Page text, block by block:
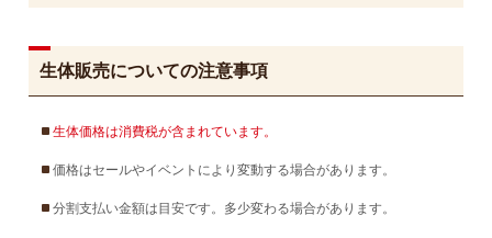
生体販売についての注意事項
生体価格は消費税が含まれています。
価格はセールやイベントにより変動する場合があります。
分割支払い金額は目安です。多少変わる場合があります。